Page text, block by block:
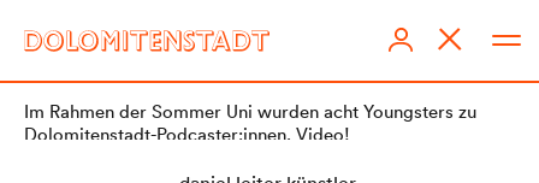
Im Rahmen der Sommer Uni wurden acht Youngsters zu
Dolomitenstadt-Podcaster:innen. Video!